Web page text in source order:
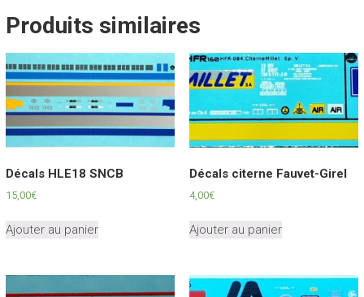
Produits similaires
Décals HLE18 SNCB
15,00€
Ajouter au panier
Décals citerne Fauvet-Girel
4,00€
Ajouter au panier